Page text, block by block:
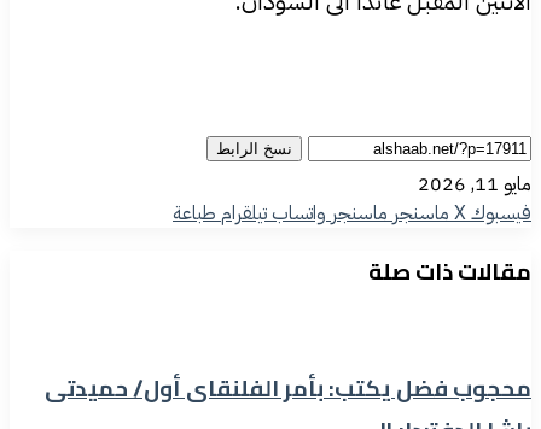
نسخ الرابط
مايو 11, 2026
فيسبوك‫Xماسنجر ماسنجر واتسابتيلقرامطباعة
مقالات ذات صلة
محجوب فضل يكتب: بأمر الفلنقای أول/ حميدتی